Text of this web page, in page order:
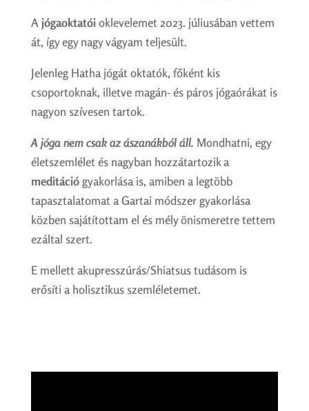
A jógaoktatóioklevelemet 2023. júliusában vettem
át, így egy nagy vágyam teljesült.
Jelenleg Hatha jógát oktatók, főként kis
csoportoknak, illetve magán- és páros jógaórákat is
nagyon szívesen tartok.
A jóga nem csak az ászanákból áll. Mondhatni, egy
életszemlélet és nagyban hozzátartozik a
meditációgyakorlása is, amiben a legtöbb
tapasztalatomat a Gartai módszer gyakorlása
közben sajátítottam el és mély önismeretre tettem
ezáltal szert.
E mellett akupresszúrás/Shiatsus tudásom is
erősíti a holisztikus szemléletemet.